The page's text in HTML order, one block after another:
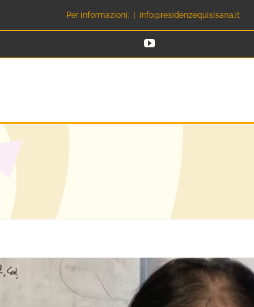
Per informazioni: info@residenzequisisana.it
YouTube